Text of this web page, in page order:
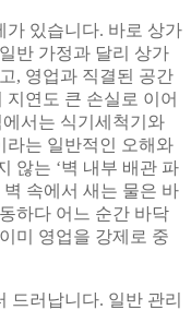
가 있습니다. 바로 상가
반 가정과 달리 상가
, 영업과 직결된 공간
연도 큰 손실로 이어
서는 식기세척기와
라는 일반적인 오해와
않는 ‘벽 내부 배관 파
속에서 새는 물은 바
하다 어느 순간 바닥
미 영업을 강제로 중
드러납니다. 일반 관리